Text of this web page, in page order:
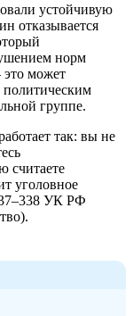
устойчивую
отказывается
норм
может
политическим
группе.
так: вы не
считаете
уголовное
УК РФ